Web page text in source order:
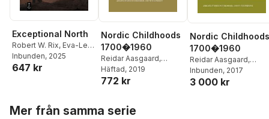
Exceptional North
Robert W. Rix, Eva-Lena
Bergström ,Cian Duffy
Merethe Roos
Inbunden, 2025
647 kr
Nordic Childhoods
1700�1960
Reidar Aasgaard,
Marcia Bunge
Roos
Häftad, 2019
772 kr
Nordic Childhoods
1700�1960
Reidar Aasgaard,
Marcia Bunge,
Roos
Inbunden, 2017
3 000 kr
Mer från samma serie